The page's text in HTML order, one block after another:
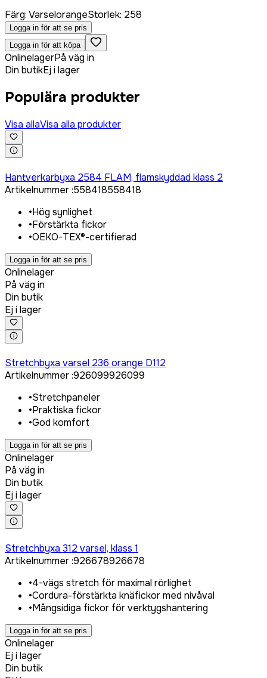
Färg:VarselorangeStorlek: 258
Logga in för att se pris
Logga in för att köpa
OnlinelagerPå väg in
Din butikEj i lager
Populära produkter
Visa allaVisa alla produkter
Hantverkarbyxa 2584 FLAM, flamskyddad klass 2
Artikelnummer:558418558418
•Hög synlighet
•Förstärkta fickor
•OEKO-TEX®-certifierad
Logga in för att se pris
Onlinelager
På väg in
Din butik
Ej i lager
Stretchbyxa varsel 236 orange D112
Artikelnummer:926099926099
•Stretchpaneler
•Praktiska fickor
•God komfort
Logga in för att se pris
Onlinelager
På väg in
Din butik
Ej i lager
Stretchbyxa 312 varsel, klass 1
Artikelnummer:926678926678
•4-vägs stretch för maximal rörlighet
•Cordura-förstärkta knäfickor med nivåval
•Mångsidiga fickor för verktygshantering
Logga in för att se pris
Onlinelager
Ej i lager
Din butik